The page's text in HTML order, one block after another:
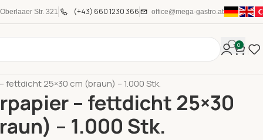
Str. 321 (+43) 660 1230 366 office@mega-gastro.at
0
fettdicht 25×30 cm (braun) – 1.000 Stk.
– fettdicht 25×30
– 1.000 Stk.